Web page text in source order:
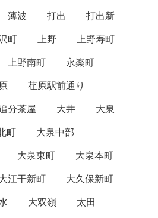
薄波 打出
打出新
町 上野
上野寿町
上野南町
永楽町
荏原駅前通り
分茶屋 大井
大泉
町
大泉中部
大泉東町
大泉本町
江干新町
大久保新町
大双嶺
太田